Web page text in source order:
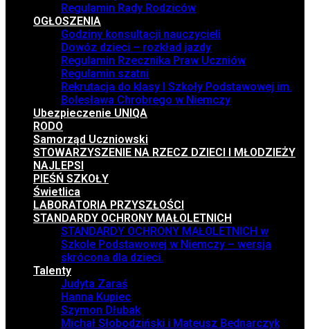
Regulamin Rady Rodziców
OGŁOSZENIA
Godziny konsultacji nauczycieli
Dowóz dzieci – rozkład jazdy
Regulamin Rzecznika Praw Uczniów
Regulamin szatni
Rekrutacja do klasy I Szkoły Podstawowej im.
Bolesława Chrobrego w Niemczy
Ubezpieczenie UNIQA
RODO
Samorząd Uczniowski
STOWARZYSZENIE NA RZECZ DZIECI I MŁODZIEŻY
NAJLEPSI
PIEŚŃ SZKOŁY
Świetlica
LABORATORIA PRZYSZŁOŚCI
STANDARDY OCHRONY MAŁOLETNICH
STANDARDY OCHRONY MAŁOLETNICH w
Szkole Podstawowej w Niemczy – wersja
skrócona dla dzieci.
Talenty
Judyta Zaraś
Hanna Kupiec
Szymon Dłubak
Michał Słobodziński i Mateusz Bednarczyk